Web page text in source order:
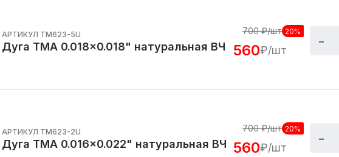
АРТИКУЛ TM623-5U
Дуга TMA 0.018x0.018" натуральная ВЧ
700₽/шт 20%
560₽/шт
АРТИКУЛ TM623-2U
Дуга TMA 0.016x0.022" натуральная ВЧ
700₽/шт 20%
560₽/шт